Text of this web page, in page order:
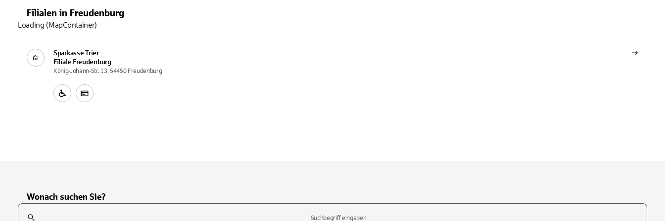
Filialen in Freudenburg
Sparkasse Trier
Filiale Freudenburg
König-Johann-Str. 13, 54450 Freudenburg
Loading (MapContainer)
Wonach suchen Sie?
Suchfeld